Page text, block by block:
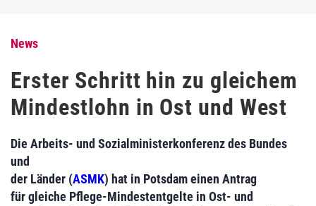
News
Erster Schritt hin zu gleichem
Mindestlohn in Ost und West
Die Arbeits- und Sozialministerkonferenz des Bundes
und
der Länder (ASMK) hat in Potsdam einen Antrag
für gleiche Pflege-Mindestentgelte in Ost- und